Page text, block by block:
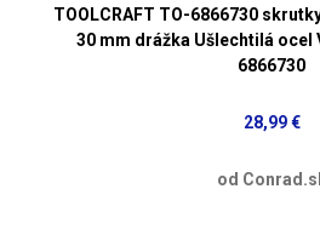
TOOLCRAFT TO-6866730
30 mm drážka Ušlechtilá ocel
6866730
28,99 €
od